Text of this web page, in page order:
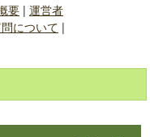
要| 運営者
について |